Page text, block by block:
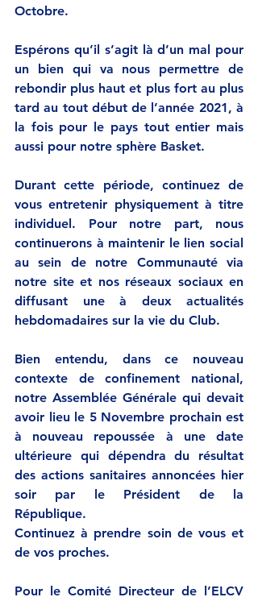
Octobre.
Espérons qu’il s’agit là d’un mal pour
un bien qui va nous permettre de
rebondir plus haut et plus fort au plus
tard au tout début de l’année 2021, à
la fois pour le pays tout entier mais
aussi pour notre sphère Basket.
Durant cette période, continuez de
vous entretenir physiquement à titre
individuel. Pour notre part, nous
continuerons à maintenir le lien social
au sein de notre Communauté via
notre site et nos réseaux sociaux en
diffusant une à deux actualités
hebdomadaires sur la vie du Club.
Bien entendu, dans ce nouveau
contexte de confinement national,
notre Assemblée Générale qui devait
avoir lieu le 5 Novembre prochain est
à nouveau repoussée à une date
ultérieure qui dépendra du résultat
des actions sanitaires annoncées hier
soir par le Président de la
République.
Continuez à prendre soin de vous et
de vos proches.
Pour le Comité Directeur de l’ELCV